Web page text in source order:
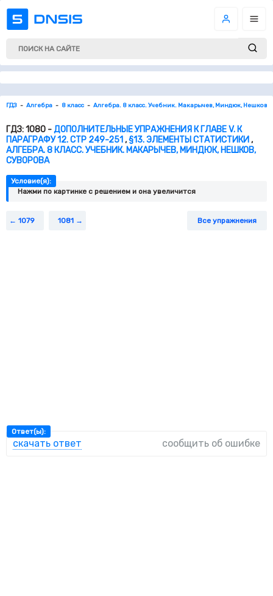
ГДЗ Алгебра 8 класс Алгебра. 8 класс. Учебник. Макарычев, Миндюк, Нешков,
ГДЗ: 1080 -ДОПОЛНИТЕЛЬНЫЕ УПРАЖНЕНИЯ К ГЛАВЕ V. К
ПАРАГРАФУ 12. СТР 249-251,§13. ЭЛЕМЕНТЫ СТАТИСТИКИ,
АЛГЕБРА. 8 КЛАСС. УЧЕБНИК. МАКАРЫЧЕВ, МИНДЮК, НЕШКОВ,
СУВОРОВА
Условие(я):
Нажми по картинке c решением и она увеличится
1079 1081 Все упражнения
Ответ(ы):
скачать ответ сообщить об ошибке